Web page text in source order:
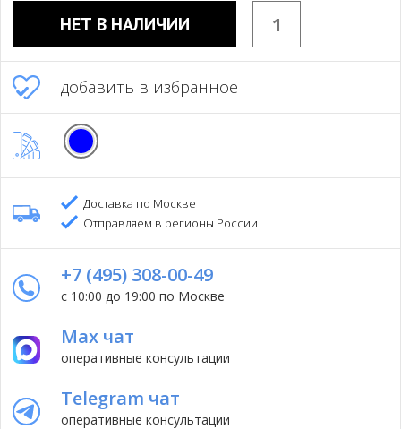
НЕТ В НАЛИЧИИ
добавить в избранное
Доставка по Москве
Отправляем в регионы России
+7 (495) 308-00-49
с 10:00 до 19:00 по Москве
Max чат
оперативные консультации
Telegram чат
оперативные консультации